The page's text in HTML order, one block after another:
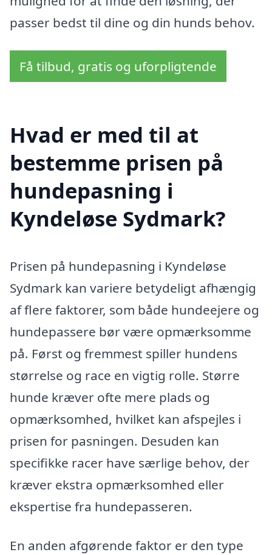
passer bedst til dine og din hunds behov.
Få tilbud, gratis og uforpligtende
Hvad er med til at
bestemme prisen på
hundepasning i
Kyndeløse Sydmark?
Prisen på hundepasning i Kyndeløse
Sydmark kan variere betydeligt afhængig
af flere faktorer, som både hundeejere og
hundepassere bør være opmærksomme
på. Først og fremmest spiller hundens
størrelse og race en vigtig rolle. Større
hunde kræver ofte mere plads og
opmærksomhed, hvilket kan afspejles i
prisen for pasningen. Desuden kan
specifikke racer have særlige behov, der
kræver ekstra opmærksomhed eller
ekspertise fra hundepasseren.
En anden afgørende faktor er den type